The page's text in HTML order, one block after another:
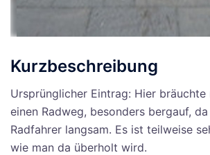
Kurzbeschreibung
Ursprünglicher Eintrag: Hier bräuchte
einen Radweg, besonders bergauf,
Radfahrer langsam. Es ist teilweise
wie man da überholt wird.